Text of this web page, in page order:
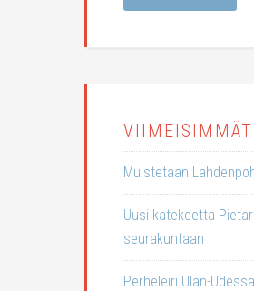
Muistetaan
Uusi katekeetta
seurakuntaan
Perheleiri Ulan-Udessa